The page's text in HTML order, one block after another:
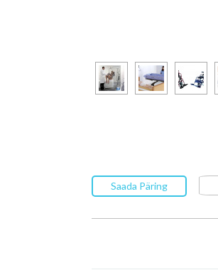
Saada Päring